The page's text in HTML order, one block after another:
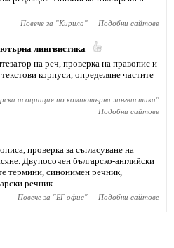
Повече за "Кирила" Подобни сайтове
лингвистика
на реч, проверка на правопис и
корпуси, определяне частите
асоциация по компютърна лингвистика"
Подобни сайтове
проверка за съгласуване на
Двупосочен българско-английски
термини, синонимен речник,
речник.
Повече за "БГ офис" Подобни сайтове